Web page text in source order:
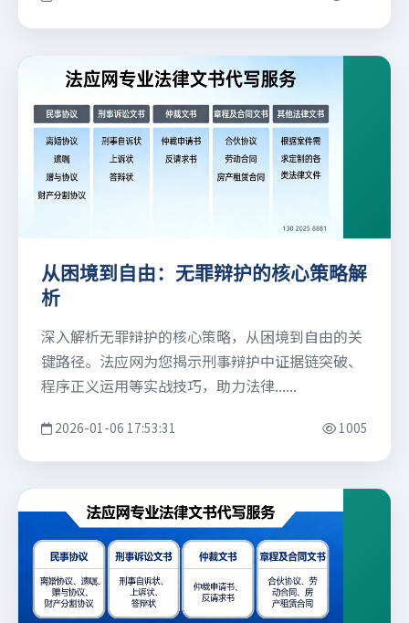
从困境到自由：无罪辩护的核心策略解
析
深入解析无罪辩护的核心策略，从困境到自由的关
键路径。法应网为您揭示刑事辩护中证据链突破、
程序正义运用等实战技巧，助力法律......
2026-01-06 17:53:31 1005